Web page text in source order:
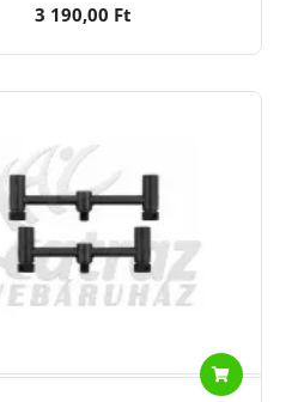
3 190,00 Ft